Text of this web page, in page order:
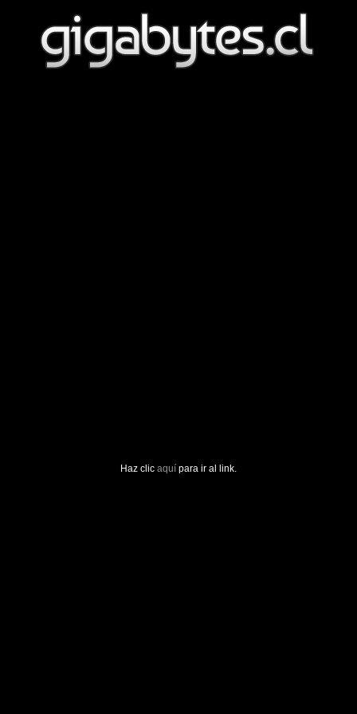
Haz clic aquí para ir al link.